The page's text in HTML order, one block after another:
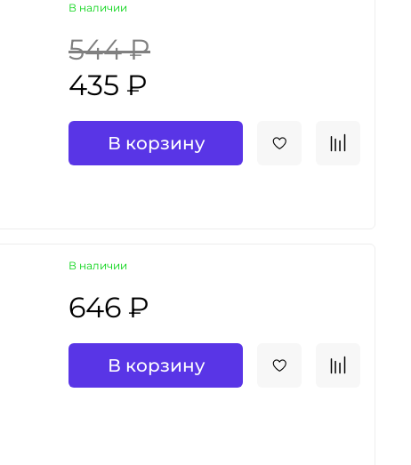
В наличии
544 ₽
435 ₽
В корзину
В наличии
646 ₽
В корзину